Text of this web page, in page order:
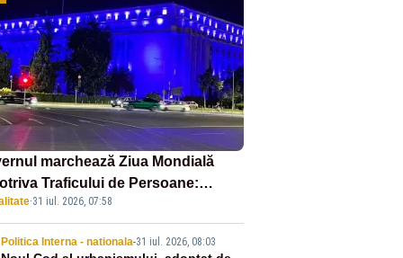
marchează Ziua Mondială
Traficului de Persoane:
Victoria, iluminat în albastru
·31 iul. 2026, 07:58
Politica Interna - nationala-31 iul. 2026, 08:03